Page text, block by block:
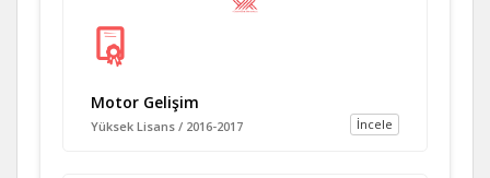
Motor Gelişim
İncele
Yüksek Lisans / 2016-2017